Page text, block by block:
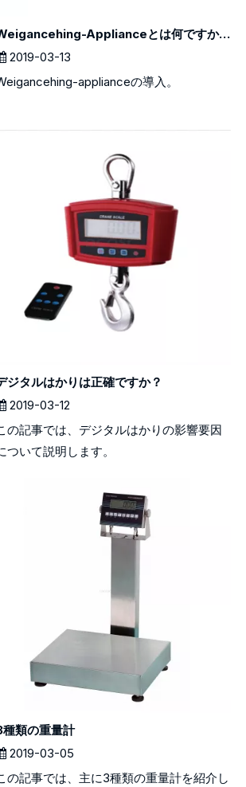
Weigancehing-Applianceとは何ですか？
2019-03-13
applianceの導入。
ジタルはかりは正確ですか？
2019-03-12
の記事では、デジタルはかりの影響要因
ついて説明します。
種類の重量計
2019-03-05
の記事では、主に3種類の重量計を紹介し